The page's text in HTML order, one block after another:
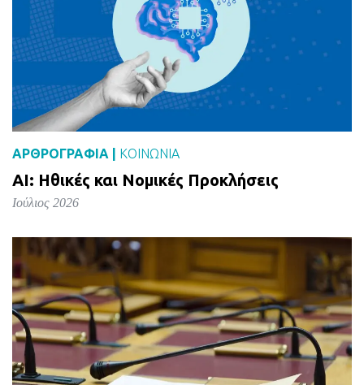
ΑΡΘΡΟΓΡΑΦΙΑ | ΚΟΙΝΩΝΙΑ
AI: Ηθικές και Νομικές Προκλήσεις
Ιούλιος 2026